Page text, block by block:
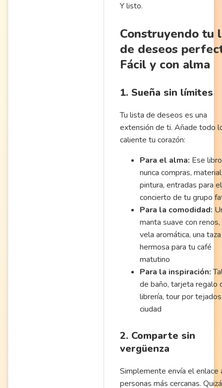
Y listo.
Construyendo tu
de deseos
Fácil y con alma
1. Sueña sin límites
Tu lista de deseos es una
extensión de ti. Añade todo
caliente tu corazón:
Para el alma: Ese
nunca compras,
pintura, entradas para el
concierto de tu grupo
Para la comodidad:
manta suave con renos,
vela aromática, una taza
hermosa para tu café
matutino
Para la inspiración:
de baño, tarjeta regalo
librería, tour por
ciudad
2. Comparte sin
vergüenza
Simplemente envía el enlace
personas más cercanas.